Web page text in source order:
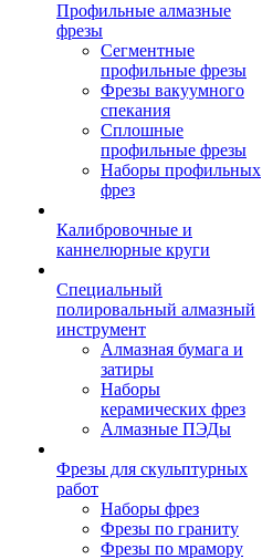
Профильные алмазные
фрезы
Сегментные
профильные фрезы
Фрезы вакуумного
спекания
Сплошные
профильные фрезы
Наборы профильных
фрез
Калибровочные и
каннелюрные круги
Специальный
полировальный алмазный
инструмент
Алмазная бумага и
затиры
Наборы
керамических фрез
Алмазные ПЭДы
Фрезы для скульптурных
работ
Наборы фрез
Фрезы по граниту
Фрезы по мрамору